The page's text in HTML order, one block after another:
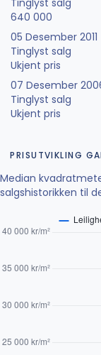
Tinglyst salg
640 000
05 Desember 2011
Tinglyst salg
Ukjent pris
07 Desember
Tinglyst salg
Ukjent pris
PRISUTVIKLING
Median
salgshistorikken til